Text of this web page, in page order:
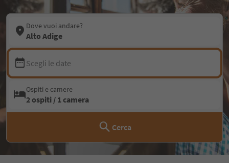
Dove vuoi andare?
Alto Adige
Scegli le date
Ospiti e camere
2 ospiti / 1 camera
Cerca